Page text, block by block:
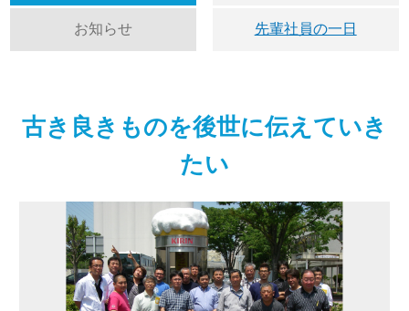
お知らせ 先輩社員の一日
古き良きものを後世に伝えていき
たい